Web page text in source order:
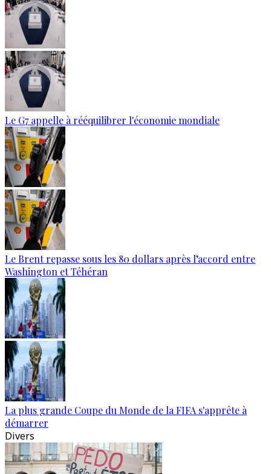
Le G7 appelle à rééquilibrer l'économie mondiale
Le Brent repasse sous les 80 dollars après l’accord entre
Washington et Téhéran
La plus grande Coupe du Monde de la FIFA s'apprête à
démarrer
Divers